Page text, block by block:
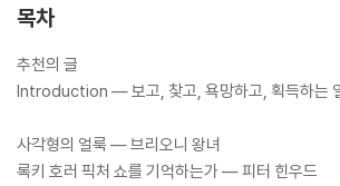
목차
추천의 글
Introduction ― 보고, 찾고, 욕망하고, 획득하는
사각형의 얼룩 ― 브리오니 왕녀
록키 호러 픽처 쇼를 기억하는가 ― 피터 힌우드